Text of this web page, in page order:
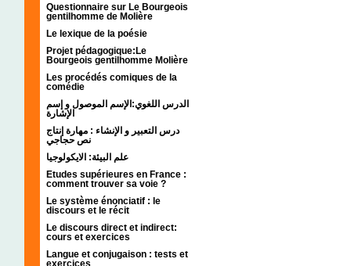
Questionnaire sur Le Bourgeois
gentilhomme de Molière
Le lexique de la poésie
Projet pédagogique:Le
Bourgeois gentilhomme Molière
Les procédés comiques de la
comédie
الدرس اللغوي:الإسم الموصول و إسم
الإشارة
درس التعبير و الإنشاء : مهارة إنتاج
نص حجاجي
علم البيئة: الايكولوجيا
Etudes supérieures en France :
comment trouver sa voie ?
Le système énonciatif : le
discours et le récit
Le discours direct et indirect:
cours et exercices
Langue et conjugaison : tests et
exercices